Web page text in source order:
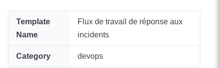
Template
Name
Flux de travail de réponse aux
incidents
Category devops